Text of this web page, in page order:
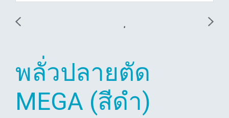
พลั่วปลายตัด
MEGA (สีดำ)